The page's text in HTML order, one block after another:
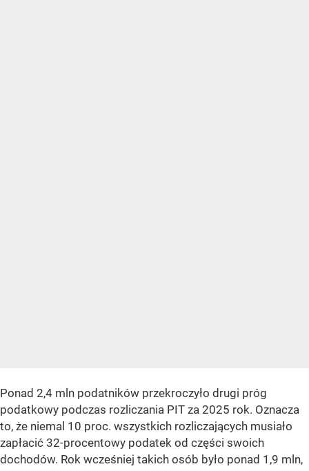
Ponad 2,4 mln podatników przekroczyło drugi próg
podatkowy podczas rozliczania PIT za 2025 rok. Oznacza
to, że niemal 10 proc. wszystkich rozliczających musiało
zapłacić 32-procentowy podatek od części swoich
dochodów. Rok wcześniej takich osób było ponad 1,9 mln,